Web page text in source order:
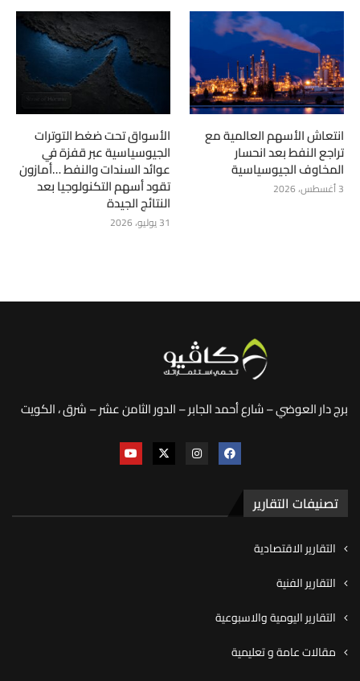
انتعاش الأسهم العالمية مع
تراجع النفط بعد انحسار
المخاوف الجيوسياسية
3 أغسطس، 2026
الأسواق تحت ضغط التوترات
الجيوسياسية عبر قفزة في
عوائد السندات والنفط …أمازون
تقود أسهم التكنولوجيا بعد
النتائج الجيدة
31 يوليو، 2026
برج دار العوضي – شارع أحمد الجابر – الدور الثامن عشر – شرق ، الكويت
تصنيفات التقارير
التقارير الاقتصادية
التقارير الفنية
التقارير اليومية والاسبوعية
مقالات عامة و تعليمية